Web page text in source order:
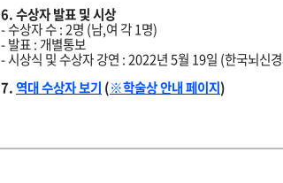
6. 수상자 발표 및 시상
- 수상자 수 : 2명 (남,여 각 1명)
- 발표 : 개별통보
- 시상식 및 수상자 강연 : 2022년 5월 19일 (한국뇌신
7.역대 수상자 보기 (※학술상 안내 페이지)